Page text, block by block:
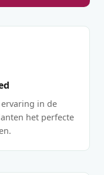
in de
het perfecte